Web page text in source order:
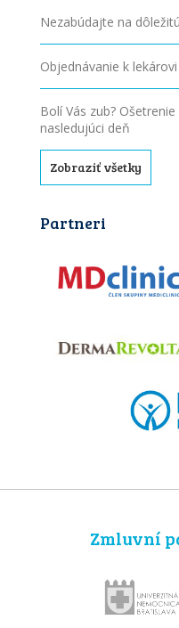
Nezabúdajte na
Objednávanie k
Bolí Vás zub?
nasledujúci deň
Zobraziť všetky
Partneri
Zmluvní